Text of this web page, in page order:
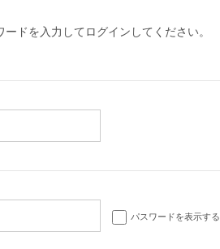
ードを入力してログインしてください。
パスワードを表示する